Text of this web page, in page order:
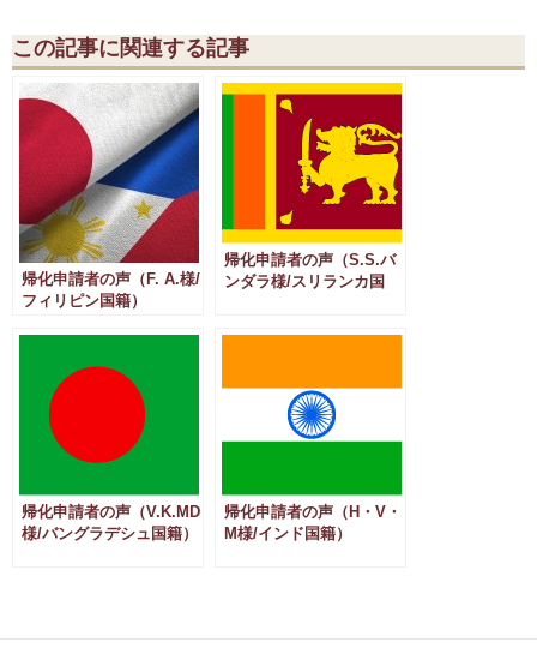
この記事に関連する記事
帰化申請者の声（F. A.様/
フィリピン国籍）
帰化申請者の声（S.S.バ
ンダラ様/スリランカ国
帰化申請者の声（V.K.MD
様/バングラデシュ国籍）
帰化申請者の声（H・V・
M様/インド国籍）